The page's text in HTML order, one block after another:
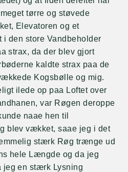
tørre og støvede
Elevatoren og et
den store Vandbeholder
strax, da der blev gjort
kaldte strax paa de
Kogsbølle og mig.
ilede op paa Loftet over
var Røgen deroppe
naae hen til
blev vækket, saae jeg i det
stærk Røg trænge ud
hele Længde og da jeg
jeg en stærk Lysning